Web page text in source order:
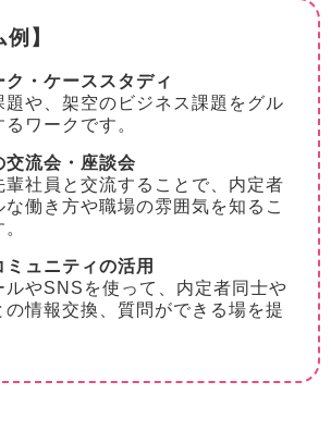
】
ク・ケーススタディ
題や、架空のビジネス課題をグル
ワークです。
交流会・座談会
輩社員と交流することで、内定者
な働き方や職場の雰囲気を知るこ
ュニティの活用
ルやSNSを使って、内定者同士や
の情報交換、質問ができる場を提